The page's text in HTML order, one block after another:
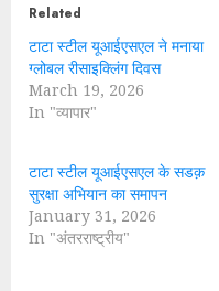
Related
टाटा स्टील यूआईएसएल ने मनाया
ग्लोबल रीसाइक्लिंग दिवस
March 19, 2026
In "व्यापार"
टाटा स्टील यूआईएसएल के सडक़
सुरक्षा अभियान का समापन
January 31, 2026
In "अंतरराष्ट्रीय"